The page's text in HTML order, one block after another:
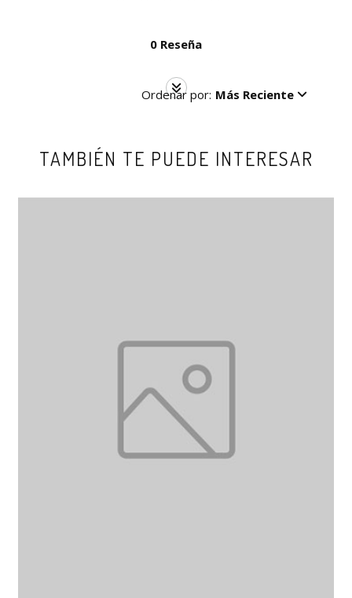
0 Reseña
Ordenar por: Más Reciente
TAMBIÉN TE PUEDE INTERESAR